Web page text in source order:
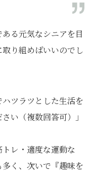
る元気なシニアを目
り組めばいいのでし
ツラツとした生活を
い（複数回答可）」
レ・適度な運動な
く、次いで『趣味を